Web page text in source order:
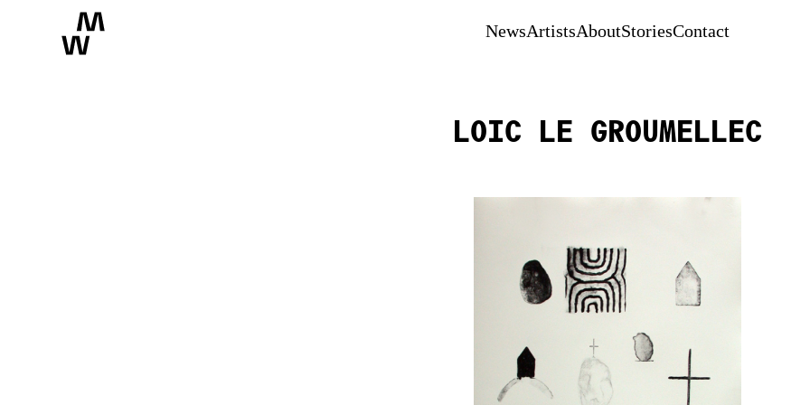
NewsArtistsAboutStoriesContact
Loic Le Groumellec